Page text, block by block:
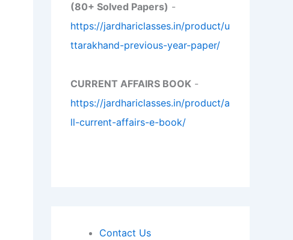
(80+ Solved Papers) -
https://jardhariclasses.in/product/u
ttarakhand-previous-year-paper/
CURRENT AFFAIRS BOOK -
https://jardhariclasses.in/product/a
ll-current-affairs-e-book/
Contact Us